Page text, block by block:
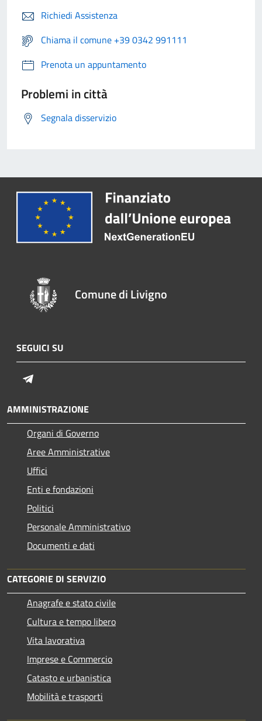
Richiedi Assistenza
Chiama il comune +39 0342 991111
Prenota un appuntamento
Problemi in città
Segnala disservizio
Comune di Livigno
SEGUICI SU
AMMINISTRAZIONE
Organi di Governo
Aree Amministrative
Uffici
Enti e fondazioni
Politici
Personale Amministrativo
Documenti e dati
CATEGORIE DI SERVIZIO
Anagrafe e stato civile
Cultura e tempo libero
Vita lavorativa
Imprese e Commercio
Catasto e urbanistica
Mobilità e trasporti